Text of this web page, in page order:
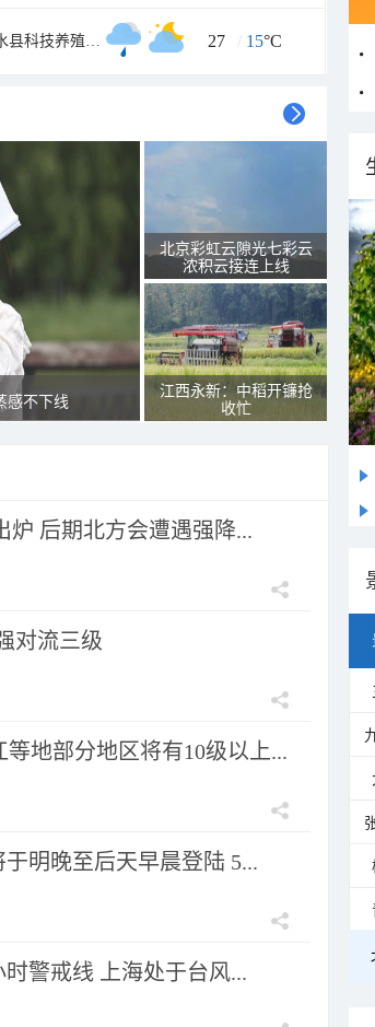
清水县科技养殖示范园区 27 / 15°C
感不下线
北京彩虹云隙光七彩云
浓积云接连上线
江西永新：中稻开镰抢
收忙
炉 后期北方会遭遇强降...
对流三级
地部分地区将有10级以上...
明晚至后天早晨登陆 5...
警戒线 上海处于台风...